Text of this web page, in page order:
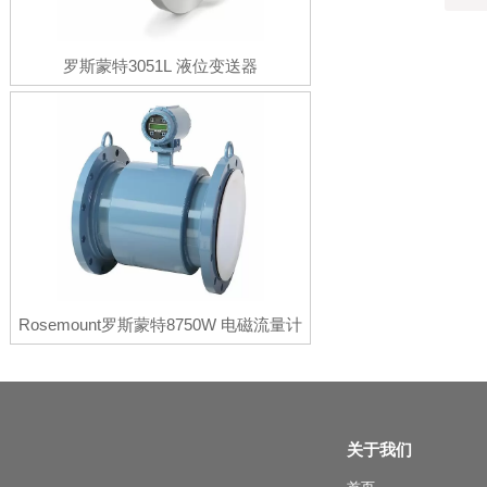
罗斯蒙特3051L 液位变送器
Rosemount罗斯蒙特8750W 电磁流量计
关于我们